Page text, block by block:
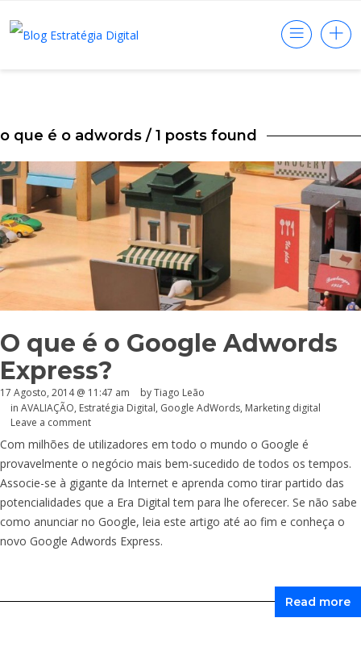
o que é o adwords / 1 posts found
O que é o Google Adwords
Express?
17 Agosto, 2014 @ 11:47 am
by Tiago Leão
in AVALIAÇÃO, Estratégia Digital, Google AdWords, Marketing digital
Leave a comment
Com milhões de utilizadores em todo o mundo o Google é
provavelmente o negócio mais bem-sucedido de todos os tempos.
Associe-se à gigante da Internet e aprenda como tirar partido das
potencialidades que a Era Digital tem para lhe oferecer. Se não sabe
como anunciar no Google, leia este artigo até ao fim e conheça o
novo Google Adwords Express.
Read more